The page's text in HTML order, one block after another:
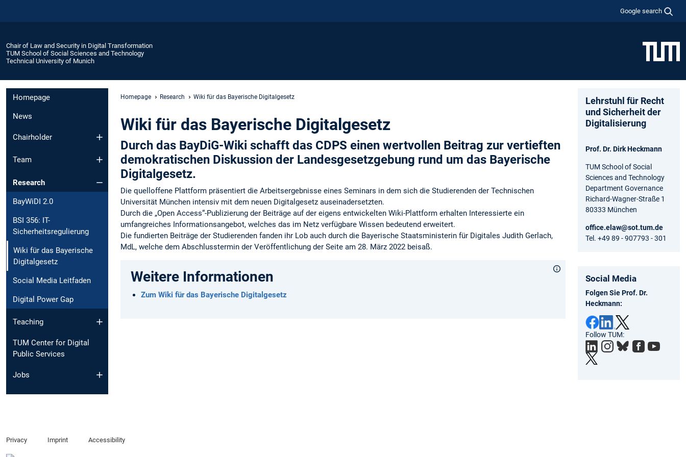
Google search
Chair of Law and Security in Digital Transformation
TUM School of Social Sciences and Technology
Technical University of Munich
Homepage
News
Chairholder
Team
Research
BayWiDI 2.0
BSI 356: IT-
Sicherheitsregulierung
Wiki für das Bayerische
Digitalgesetz
Social Media Leitfaden
Digital Power Gap
Teaching
TUM Center for Digital
Public Services
Jobs
Homepage Research Wiki für das Bayerische Digitalgesetz
Wiki für das Bayerische Digitalgesetz
Durch das BayDiG-Wiki schafft das CDPS einen wertvollen Beitrag zur vertieften
demokratischen Diskussion der Landesgesetzgebung rund um das Bayerische
Digitalgesetz.
Die quelloffene Plattform präsentiert die Arbeitsergebnisse eines Seminars in dem sich die Studierenden der Technischen
Universität München intensiv mit dem neuen Digitalgesetz auseinadersetzten.
Durch die „Open Access“-Publizierung der Beiträge auf der eigens entwickelten Wiki-Plattform erhalten Interessierte ein
umfangreiches Informationsangebot, welches das im Netz verfügbare Wissen bedeutend erweitert.
Die fundierten Beiträge der Studierenden fanden ihr Lob auch durch die Bayerische Staatsministerin für Digitales Judith Gerlach,
MdL, welche dem Abschlusstermin der Veröffentlichung der Seite am 28. März 2022 beisaß.
Weitere Informationen
Zum Wiki für das Bayerische Digitalgesetz
Lehrstuhl für Recht
und Sicherheit der
Digitalisierung
Prof. Dr. Dirk Heckmann
TUM School of Social
Sciences and Technology
Department Governance
Richard-Wagner-Straße 1
80333 München
office.elaw@sot.tum.de
Tel. +49 89 - 907793 - 301
Social Media
Folgen Sie Prof. Dr.
Heckmann:
Follow TUM:
Privacy Imprint Accessibility